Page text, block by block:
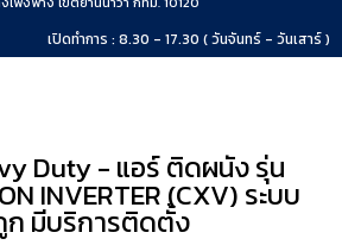
เปิดทำการ : 8.30 - 17.30 ( วันจันทร์ - วันเสาร์ )
Duty - แอร์ ติดผนัง รุ่น
INVERTER (CXV) ระบบ
ก มีบริการติดตั้ง